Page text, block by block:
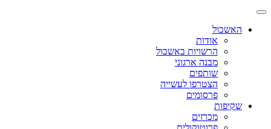
האשכול
אודות
הרשויות באשכול
מבנה ארגוני
שותפים
הצטרפו לעשייה
פרסומים
שקיפות
מכרזים